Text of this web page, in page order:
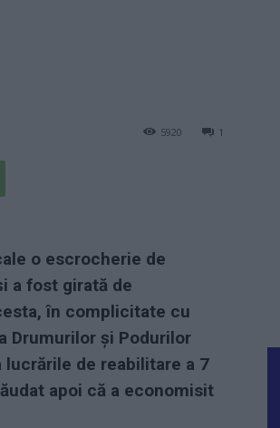
1
5920
o escrocherie de
a fost girată de
în complicitate cu
Drumurilor și Podurilor
lucrările de reabilitare a 7
apoi că a economisit